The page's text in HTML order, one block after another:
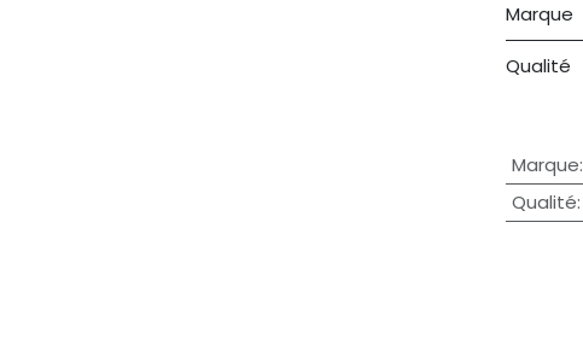
Marque
Qualité
Marque:
Qualité: